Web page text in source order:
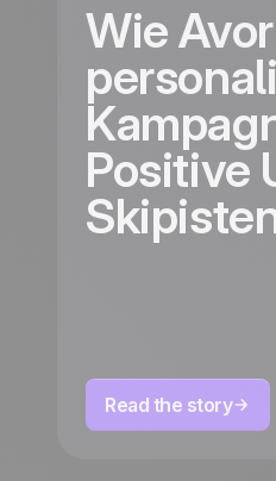
Wie
Positive
Read the story